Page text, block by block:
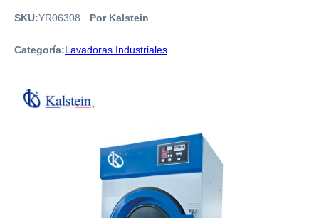
SKU:YR06308 · Por Kalstein
Categoría:Lavadoras Industriales